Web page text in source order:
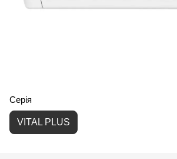
Серія
VITAL PLUS